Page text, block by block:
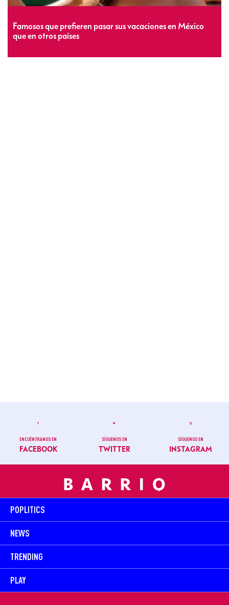
Famosos que prefieren pasar sus vacaciones en México
que en otros países
ENCUÉNTRANOS EN
FACEBOOK
SÍGUENOS EN
TWITTER
SÍGUENOS EN
INSTAGRAM
POPLITICS
NEWS
TRENDING
PLAY